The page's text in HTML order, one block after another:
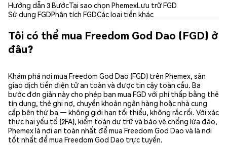
Hướng dẫn 3 BướcTại sao chọn PhemexLưu trữ FGD
Sử dụng FGDPhân tích FGDCác loại tiền khác
Tôi có thể mua Freedom God Dao (FGD) ở
đâu?
Khám phá nơi mua Freedom God Dao (FGD) trên Phemex, sàn
giao dịch tiền điện tử an toàn và được tin cậy toàn cầu. Ba
bước đơn giản này cho phép bạn mua FGD với phí thấp bằng thẻ
tín dụng, thẻ ghi nợ, chuyển khoản ngân hàng hoặc nhà cung
cấp bên thứ ba — không giới hạn tối thiểu, không rắc rối. Với xác
thực hai yếu tố (2FA), kiểm toán dự trữ và bảo vệ chống lừa đảo,
Phemex là nơi an toàn nhất để mua Freedom God Dao và là nơi
tốt nhất để mua Freedom God Dao trực tuyến.